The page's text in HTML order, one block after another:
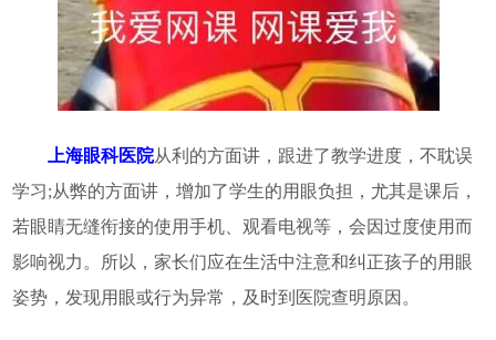
上海眼科医院从利的方面讲，跟进了教学进度，不耽误
学习;从弊的方面讲，增加了学生的用眼负担，尤其是课后，
若眼睛无缝衔接的使用手机、观看电视等，会因过度使用而
影响视力。所以，家长们应在生活中注意和纠正孩子的用眼
姿势，发现用眼或行为异常，及时到医院查明原因。